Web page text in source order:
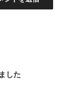
した